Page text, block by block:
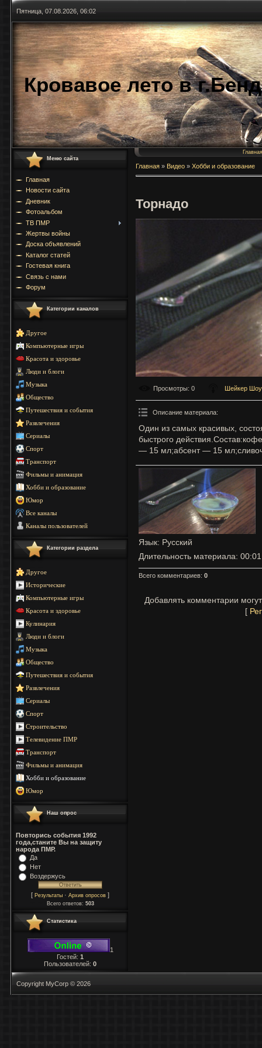
Пятница, 07.08.2026, 06:02
Кровавое лето в
Меню сайта
Главная
Новости сайта
Дневник
Фотоальбом
ТВ ПМР
Жертвы войны
Доска объявлений
Каталог статей
Гостевая книга
Связь с нами
Форум
Категории каналов
Другое
Компьютерные игры
Красота и здоровье
Люди и блоги
Музыка
Общество
Путешествия и события
Развлечения
Сериалы
Спорт
Транспорт
Фильмы и анимация
Хобби и образование
Юмор
Все каналы
Каналы пользователей
Категории раздела
Другое
Исторические
Компьютерные игры
Красота и здоровье
Кулинария
Люди и блоги
Музыка
Общество
Путешествия и события
Развлечения
Сериалы
Спорт
Строительство
Телевидение ПМР
Транспорт
Фильмы и анимация
Хобби и образование
Юмор
Наш опрос
Повторись события 1992
года,станите Вы на защиту
народа ПМР.
Да
Нет
Воздержусь
[ Результаты · Архив опросов ]
Всего ответов: 503
Статистика
1
Гостей: 1
Пользователей: 0
Главная
Главная » Видео » Хобби и образование
Торнадо
Просмотры: 0 Шейкер Шоу
Описание материала:
Один из самых красивых,
быстрого
— 15 мл;абсент — 15
Язык: Русский
Длительность материала:
Всего комментариев: 0
Добавлять комментарии
[
Copyright MyCorp © 2026